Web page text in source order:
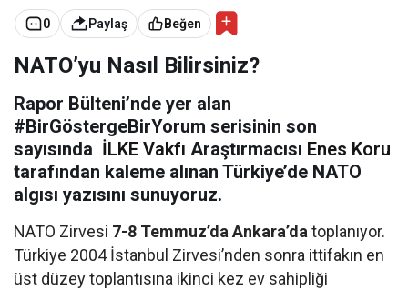
0 Paylaş Beğen
NATO’yu Nasıl Bilirsiniz?
Rapor Bülteni’nde yer alan
#BirGöstergeBirYorum serisinin son
sayısında İLKE Vakfı Araştırmacısı Enes Koru
tarafından kaleme alınan Türkiye’de NATO
algısı yazısını sunuyoruz.
NATO Zirvesi 7-8 Temmuz’da Ankara’da toplanıyor.
Türkiye 2004 İstanbul Zirvesi’nden sonra ittifakın en
üst düzey toplantısına ikinci kez ev sahipliği